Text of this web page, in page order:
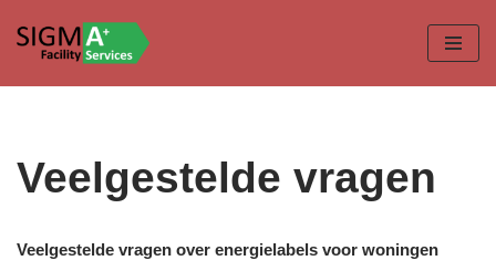
naar
Veelgestelde vragen
Veelgestelde vragen over energielabels voor woningen